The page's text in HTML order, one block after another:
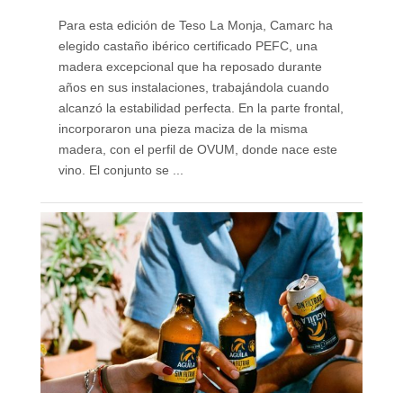
Para esta edición de Teso La Monja, Camarc ha
elegido castaño ibérico certificado PEFC, una
madera excepcional que ha reposado durante
años en sus instalaciones, trabajándola cuando
alcanzó la estabilidad perfecta. En la parte frontal,
incorporaron una pieza maciza de la misma
madera, con el perfil de OVUM, donde nace este
vino. El conjunto se ...